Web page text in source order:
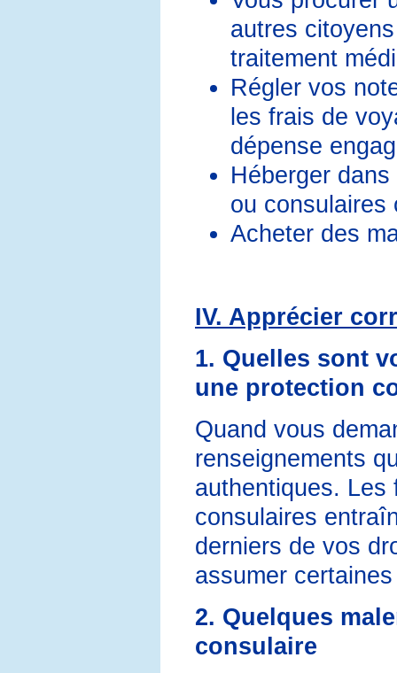
autres
traitement
Régler vos
les frais de
dépense
Héberger
ou consulaires
Acheter des
IV. Apprécier
1. Quelles sont
une protection
Quand vous
renseignements
authentiques. Les
consulaires
derniers de vos
assumer
2. Quelques
consulaire